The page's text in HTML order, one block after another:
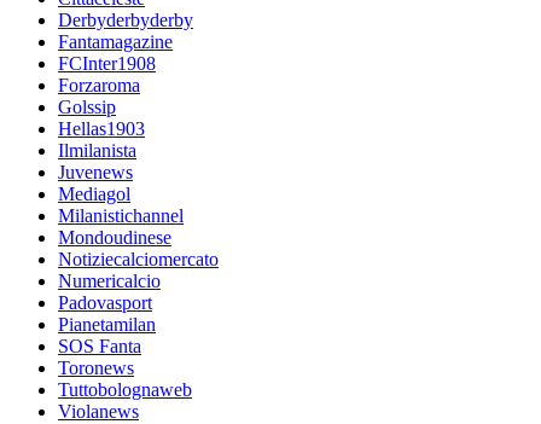
Derbyderbyderby
Fantamagazine
FCInter1908
Forzaroma
Golssip
Hellas1903
Ilmilanista
Juvenews
Mediagol
Milanistichannel
Mondoudinese
Notiziecalciomercato
Numericalcio
Padovasport
Pianetamilan
SOS Fanta
Toronews
Tuttobolognaweb
Violanews